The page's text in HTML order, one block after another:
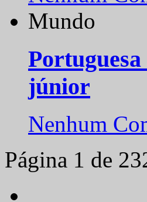
Mundo
júnior
Nenhum
Página 1 de